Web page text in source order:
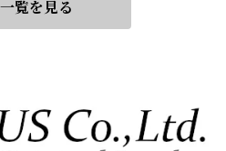
覧を見る